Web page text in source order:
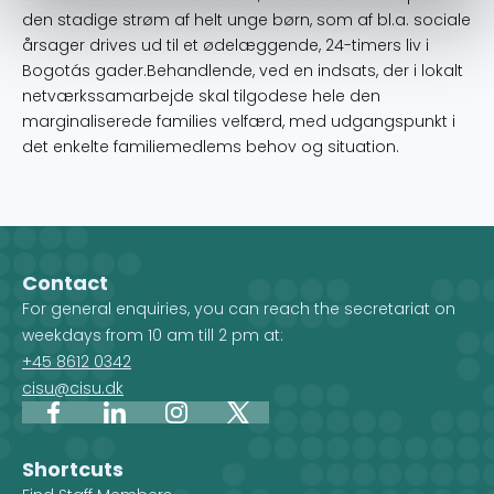
den stadige strøm af helt unge børn, som af bl.a. sociale
årsager drives ud til et ødelæggende, 24-timers liv i
Bogotás gader.Behandlende, ved en indsats, der i lokalt
netværkssamarbejde skal tilgodese hele den
marginaliserede families velfærd, med udgangspunkt i
det enkelte familiemedlems behov og situation.
Contact
For general enquiries, you can reach the secretariat on
weekdays from 10 am till 2 pm at:
+45 8612 0342
cisu@cisu.dk
FacebookLinkedInInstagram
X
Shortcuts